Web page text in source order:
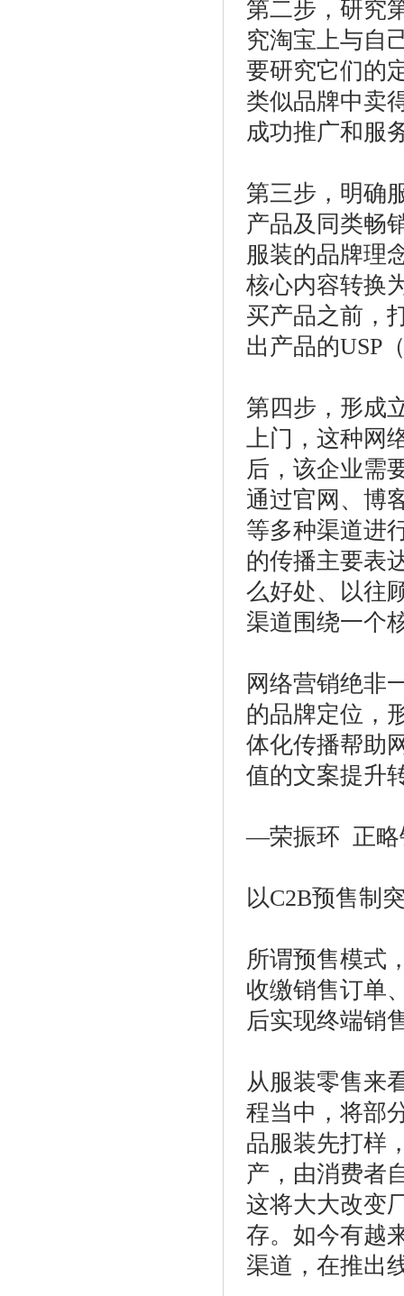
第二步，研究
究淘宝上与自
要研究它们的
类似品牌中卖
成功推广和服
第三步，明确
产品及同类畅
服装的品牌理
核心内容转换
买产品之前，
出产品的USP
第四步，形成
上门，这种网
后，该企业需
通过官网、博
等多种渠道进
的传播主要表
么好处、以往
渠道围绕一个
网络营销绝非
的品牌定位，
体化传播帮助
值的文案提升
—荣振环 正略
以C2B预售制
所谓预售模式
收缴销售订单
后实现终端销
从服装零售来
程当中，将部
品服装先打样
产，由消费者
这将大大改变
存。如今有越
渠道，在推出